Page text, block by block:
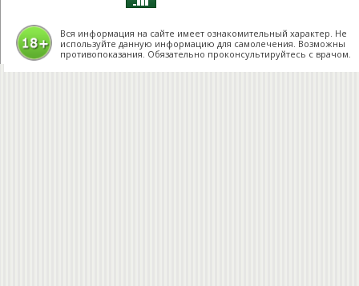
Вся информация на сайте имеет ознакомительный характер. Не
используйте данную информацию для самолечения. Возможны
противопоказания. Обязательно проконсультируйтесь с врачом.